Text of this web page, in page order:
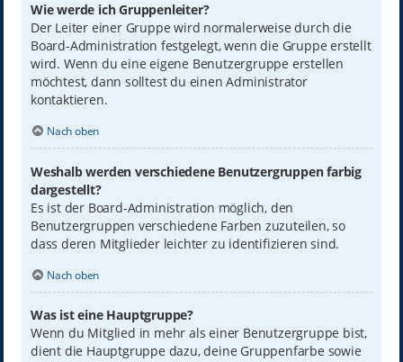
Wie werde ich Gruppenleiter?
Der Leiter einer Gruppe wird normalerweise durch die
Board-Administration festgelegt, wenn die Gruppe erstellt
wird. Wenn du eine eigene Benutzergruppe erstellen
möchtest, dann solltest du einen Administrator
kontaktieren.
Nach oben
Weshalb werden verschiedene Benutzergruppen farbig
dargestellt?
Es ist der Board-Administration möglich, den
Benutzergruppen verschiedene Farben zuzuteilen, so
dass deren Mitglieder leichter zu identifizieren sind.
Nach oben
Was ist eine Hauptgruppe?
Wenn du Mitglied in mehr als einer Benutzergruppe bist,
dient die Hauptgruppe dazu, deine Gruppenfarbe sowie